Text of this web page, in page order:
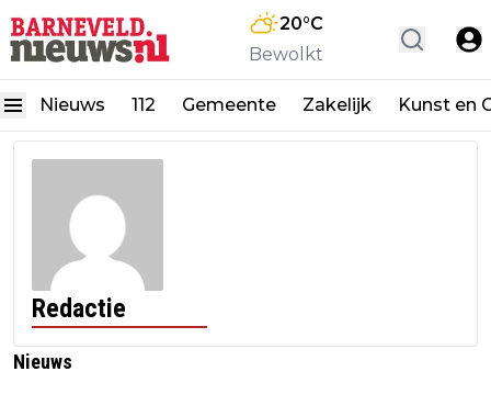
20°C
Bewolkt
Nieuws 112 Gemeente Zakelijk Kunst en
Redactie
Nieuws